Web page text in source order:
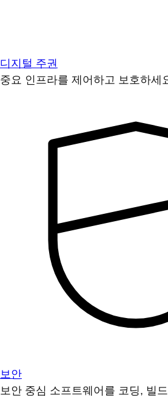
디지털 주권
중요 인프라를 제어하고 보호하세
보안
보안 중심 소프트웨어를 코딩, 빌